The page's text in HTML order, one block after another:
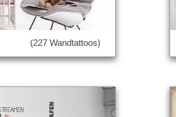
(227 Wandtattoos)